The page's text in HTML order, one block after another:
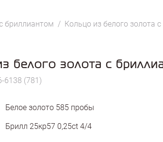
бриллиантом / Кольцо из белого золота с
белого золота с
6138 (781)
Белое золото 585 пробы
Брилл 25кр57 0,25ct 4/4